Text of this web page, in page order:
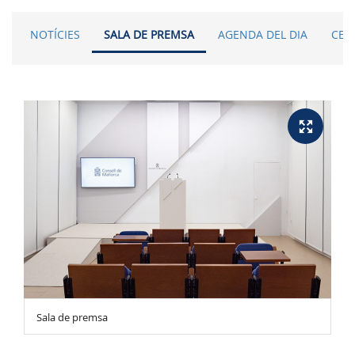
NOTÍCIES SALA DE PREMSA AGENDA DEL DIA
Sala de premsa